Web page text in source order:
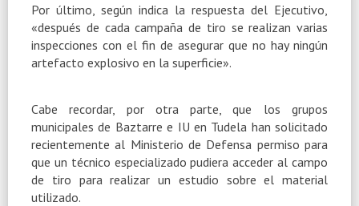
Por último, según indica la respuesta del Ejecutivo,
«después de cada campaña de tiro se realizan varias
inspecciones con el fin de asegurar que no hay ningún
artefacto explosivo en la superficie».
Cabe recordar, por otra parte, que los grupos
municipales de Baztarre e IU en Tudela han solicitado
recientemente al Ministerio de Defensa permiso para
que un técnico especializado pudiera acceder al campo
de tiro para realizar un estudio sobre el material
utilizado.